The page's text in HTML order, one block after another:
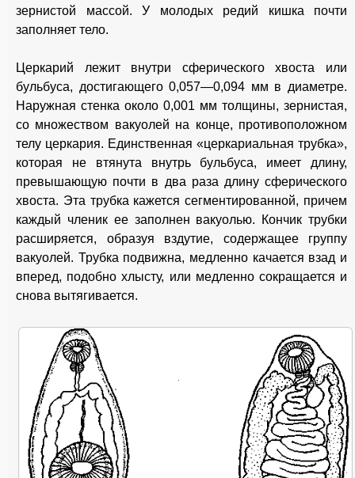
зернистой массой. У молодых редий кишка почти
заполняет тело.
Церкарий лежит внутри сферического хвоста или
бульбуса, достигающего 0,057—0,094 мм в диаметре.
Наружная стенка около 0,001 мм толщины, зернистая,
со множеством вакуолей на конце, противоположном
телу церкария. Единственная «церкариальная трубка»,
которая не втянута внутрь бульбуса, имеет длину,
превышающую почти в два раза длину сферического
хвоста. Эта трубка кажется сегментированной, причем
каждый членик ее заполнен вакуолью. Кончик трубки
расширяется, образуя вздутие, содержащее группу
вакуолей. Трубка подвижна, медленно качается взад и
вперед, подобно хлысту, или медленно сокращается и
снова вытягивается.